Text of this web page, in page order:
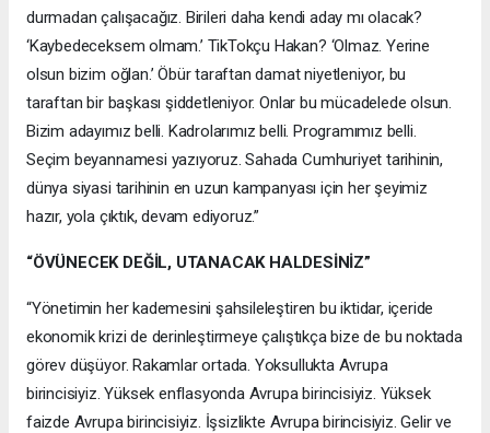
durmadan çalışacağız. Birileri daha kendi aday mı olacak?
‘Kaybedeceksem olmam.’ TikTokçu Hakan? ‘Olmaz. Yerine
olsun bizim oğlan.’ Öbür taraftan damat niyetleniyor, bu
taraftan bir başkası şiddetleniyor. Onlar bu mücadelede olsun.
Bizim adayımız belli. Kadrolarımız belli. Programımız belli.
Seçim beyannamesi yazıyoruz. Sahada Cumhuriyet tarihinin,
dünya siyasi tarihinin en uzun kampanyası için her şeyimiz
hazır, yola çıktık, devam ediyoruz.”
“ÖVÜNECEK DEĞİL, UTANACAK HALDESİNİZ”
“Yönetimin her kademesini şahsileleştiren bu iktidar, içeride
ekonomik krizi de derinleştirmeye çalıştıkça bize de bu noktada
görev düşüyor. Rakamlar ortada. Yoksullukta Avrupa
birincisiyiz. Yüksek enflasyonda Avrupa birincisiyiz. Yüksek
faizde Avrupa birincisiyiz. İşsizlikte Avrupa birincisiyiz. Gelir ve